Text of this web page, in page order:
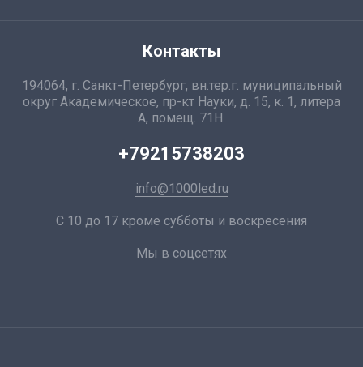
Контакты
194064, г. Санкт-Петербург, вн.тер.г. муниципальный
округ Академическое, пр-кт Науки, д. 15, к. 1, литера
А, помещ. 71Н.
+79215738203
info@1000led.ru
С 10 до 17 кроме субботы и воскресения
Мы в соцсетях